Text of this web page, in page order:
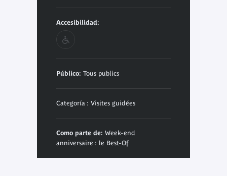
Accesibilidad:
Público: Tous publics
Categoría : Visites guidées
Como parte de: Week-end
anniversaire : le Best-Of